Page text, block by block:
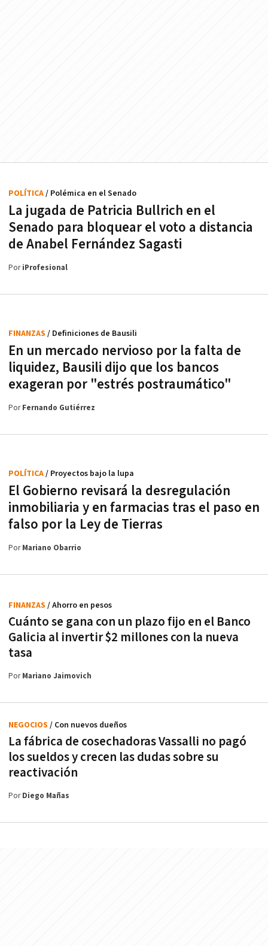
La jugada de Patricia Bullrich en el
Senado para bloquear el voto a distancia
de Anabel Fernández Sagasti
POLÍTICA/ Polémica en el Senado
PoriProfesional
En un mercado nervioso por la falta de
liquidez, Bausili dijo que los bancos
exageran por "estrés postraumático"
FINANZAS / Definiciones de Bausili
PorFernando Gutiérrez
El Gobierno revisará la desregulación
inmobiliaria y en farmacias tras el paso en
falso por la Ley de Tierras
POLÍTICA/ Proyectos bajo la lupa
PorMariano Obarrio
Cuánto se gana con un plazo fijo en el Banco
Galicia al invertir $2 millones con la nueva
tasa
FINANZAS / Ahorro en pesos
PorMariano Jaimovich
La fábrica de cosechadoras Vassalli no pagó
los sueldos y crecen las dudas sobre su
reactivación
NEGOCIOS / Con nuevos dueños
PorDiego Mañas